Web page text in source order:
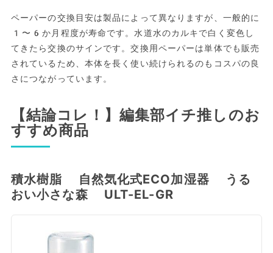
ペーパーの交換目安は製品によって異なりますが、一般的に
1〜6か月程度が寿命です。水道水のカルキで白く変色し
てきたら交換のサインです。交換用ペーパーは単体でも販売
されているため、本体を長く使い続けられるのもコスパの良
さにつながっています。
【結論コレ！】編集部イチ推しのお
すすめ商品
積水樹脂 自然気化式ECO加湿器 うる
おい小さな森 ULT-EL-GR